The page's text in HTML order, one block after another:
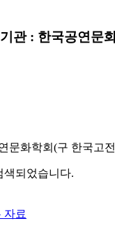
관 : 한국공연문
문화학회(구 한국고
색되었습니다.
자료